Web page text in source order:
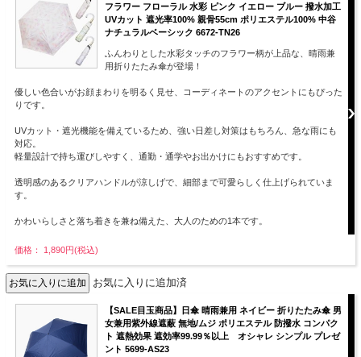
フラワー フローラル 水彩 ピンク イエロー ブルー 撥水加工
UVカット 遮光率100% 親骨55cm ポリエステル100% 中谷
ナチュラルベーシック 6672-TN26
ふんわりとした水彩タッチのフラワー柄が上品な、晴雨兼
用折りたたみ傘が登場！
優しい色合いがお顔まわりを明るく見せ、コーディネートのアクセントにもぴった
りです。
UVカット・遮光機能を備えているため、強い日差し対策はもちろん、急な雨にも
対応。
軽量設計で持ち運びしやすく、通勤・通学やお出かけにもおすすめです。
透明感のあるクリアハンドルが涼しげで、細部まで可愛らしく仕上げられていま
す。
かわいらしさと落ち着きを兼ね備えた、大人のための1本です。
価格： 1,890円(税込)
お気に入りに追加済
【SALE目玉商品】日傘 晴雨兼用 ネイビー 折りたたみ傘 男
女兼用紫外線遮蔽 無地/ムジ ポリエステル 防撥水 コンパク
ト 遮熱効果 遮効率99.99％以上 オシャレ シンプル プレゼ
ント 5699-AS23